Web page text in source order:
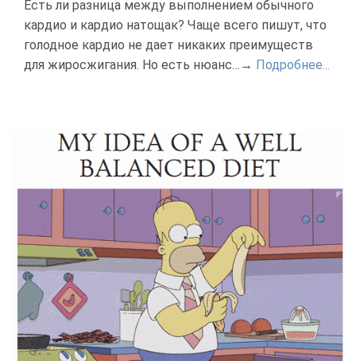
Есть ли разница между выполнением обычного
кардио и кардио натощак? Чаще всего пишут, что
голодное кардио не дает никаких преимуществ
для жиросжигания. Но есть нюанс…→ Подробнее...